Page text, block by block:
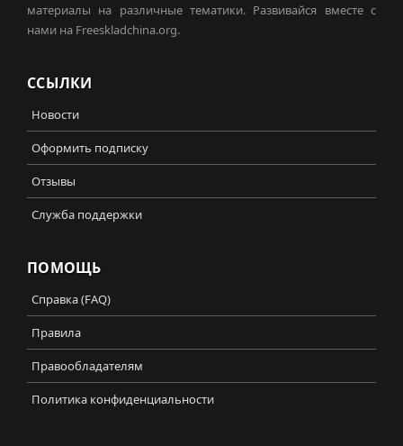
материалы на различные тематики. Развивайся вместе с
нами на Freeskladchina.org.
ССЫЛКИ
Новости
Оформить подписку
Отзывы
Служба поддержки
ПОМОЩЬ
Справка (FAQ)
Правила
Правообладателям
Политика конфиденциальности